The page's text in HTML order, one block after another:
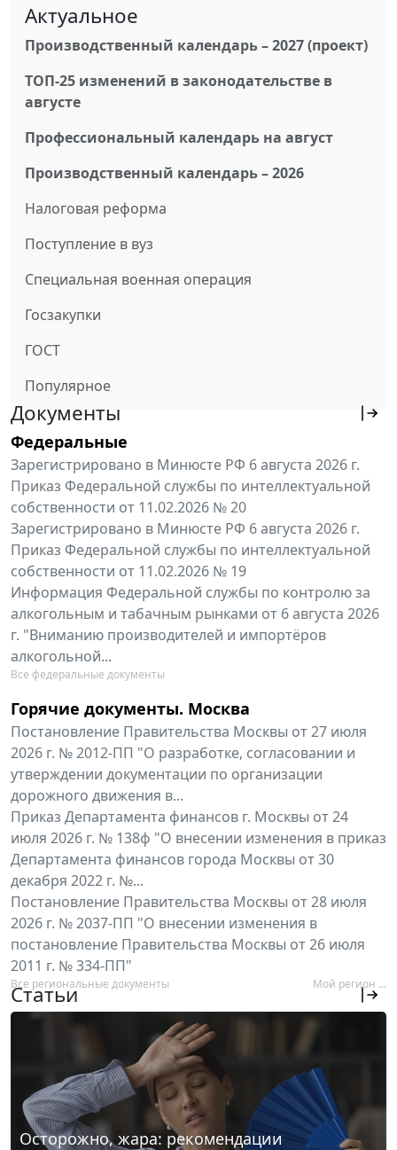
Актуальное
Производственный календарь – 2027 (проект)
ТОП-25 изменений в законодательстве в
августе
Профессиональный календарь на август
Производственный календарь – 2026
Налоговая реформа
Поступление в вуз
Специальная военная операция
Госзакупки
ГОСТ
Популярное
Документы
Федеральные
Зарегистрировано в Минюсте РФ 6 августа 2026 г.
Приказ Федеральной службы по интеллектуальной
собственности от 11.02.2026 № 20
Зарегистрировано в Минюсте РФ 6 августа 2026 г.
Приказ Федеральной службы по интеллектуальной
собственности от 11.02.2026 № 19
Информация Федеральной службы по контролю за
алкогольным и табачным рынками от 6 августа 2026
г. "Вниманию производителей и импортёров
алкогольной...
Все федеральные документы
Горячие документы. Москва
Постановление Правительства Москвы от 27 июля
2026 г. № 2012-ПП "О разработке, согласовании и
утверждении документации по организации
дорожного движения в...
Приказ Департамента финансов г. Москвы от 24
июля 2026 г. № 138ф "О внесении изменения в приказ
Департамента финансов города Москвы от 30
декабря 2022 г. №...
Постановление Правительства Москвы от 28 июля
2026 г. № 2037-ПП "О внесении изменения в
постановление Правительства Москвы от 26 июля
2011 г. № 334-ПП"
Все региональные документы Мой регион ...
Статьи
Осторожно, жара: рекомендации